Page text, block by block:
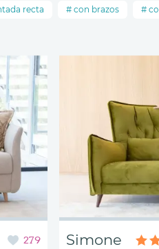
recta con brazos
279 Simone